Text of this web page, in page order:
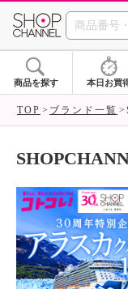
商品を探す 本日お買
TOP ブランド一覧